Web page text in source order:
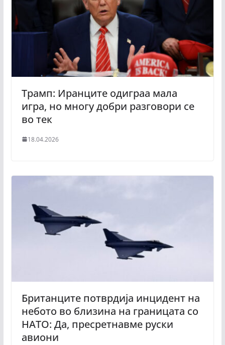
Трамп: Иранците одиграа мала
игра, но многу добри разговори се
во тек
18.04.2026
Британците потврдија инцидент на
небото во близина на границата со
НАТО: Да, пресретнавме руски
авиони